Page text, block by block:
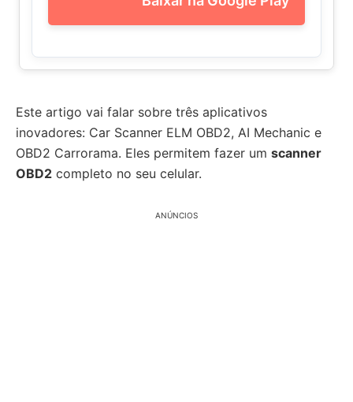
Este artigo vai falar sobre três aplicativos
inovadores: Car Scanner ELM OBD2, AI Mechanic e
OBD2 Carrorama. Eles permitem fazer um scanner
OBD2 completo no seu celular.
ANÚNCIOS